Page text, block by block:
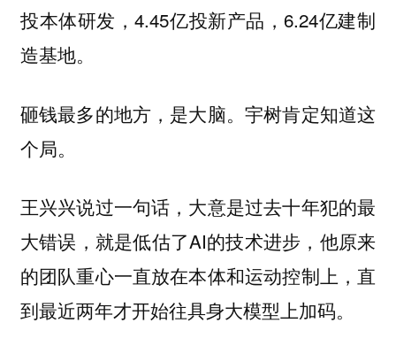
投本体研发，4.45亿投新产品，6.24亿建制
造基地。
砸钱最多的地方，是大脑。宇树肯定知道这
个局。
王兴兴说过一句话，大意是过去十年犯的最
大错误，就是低估了AI的技术进步，他原来
的团队重心一直放在本体和运动控制上，直
到最近两年才开始往具身大模型上加码。